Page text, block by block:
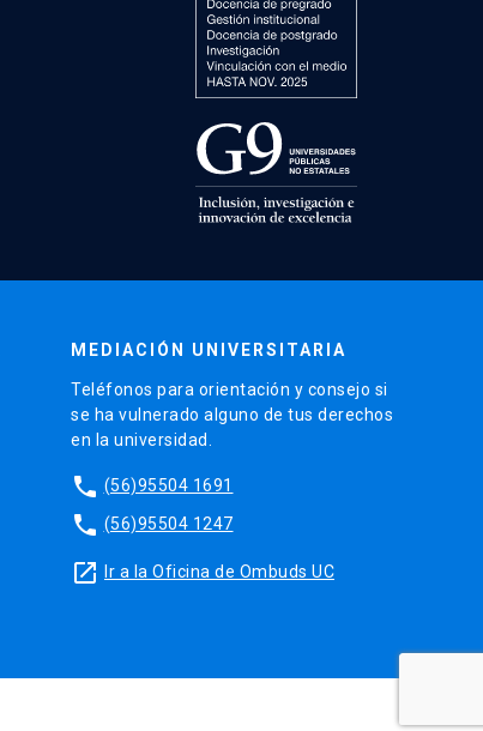
MEDIACIÓN UNIVERSITARIA
Teléfonos para orientación y consejo si
se ha vulnerado alguno de tus derechos
en la universidad.
phone (56)95504 1691
phone (56)95504 1247
launch Ir a la Oficina de Ombuds UC